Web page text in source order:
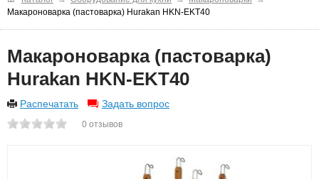
Макароноварка (пастоварка) Hurakan HKN-EKT40
Макароноварка (пастоварка)
Hurakan HKN-EKT40
Распечатать Задать вопрос
0 отзывов